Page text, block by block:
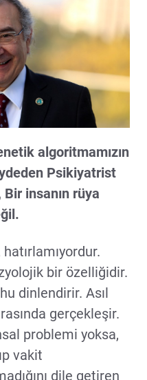
algoritmamızın
Psikiyatrist
insanın rüya
bir özelliğidir.
dinlendirir. Asıl
gerçekleşir.
problemi yoksa,
vakit
dile getiren